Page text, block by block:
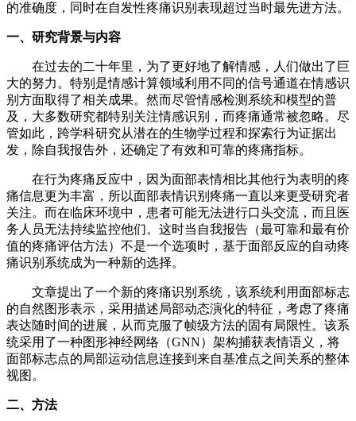
的准确度，同时在自发性疼痛识别表现超过当时最先进方法。
一、研究背景与内容
在过去的二十年里，为了更好地了解情感，人们做出了巨
大的努力。特别是情感计算领域利用不同的信号通道在情感识
别方面取得了相关成果。然而尽管情感检测系统和模型的普
及，大多数研究都特别关注情感识别，而疼痛通常被忽略。尽
管如此，跨学科研究从潜在的生物学过程和探索行为证据出
发，除自我报告外，还确定了有效和可靠的疼痛指标。
在行为疼痛反应中，因为面部表情相比其他行为表明的疼
痛信息更为丰富，所以面部表情识别疼痛一直以来更受研究者
关注。而在临床环境中，患者可能无法进行口头交流，而且医
务人员无法持续监控他们。这时当自我报告（最可靠和最有价
值的疼痛评估方法）不是一个选项时，基于面部反应的自动疼
痛识别系统成为一种新的选择。
文章提出了一个新的疼痛识别系统，该系统利用面部标志
的自然图形表示，采用描述局部动态演化的特征，考虑了疼痛
表达随时间的进展，从而克服了帧级方法的固有局限性。该系
统采用了一种图形神经网络（GNN）架构捕获表情语义，将
面部标志点的局部运动信息连接到来自基准点之间关系的整体
视图。
二、方法